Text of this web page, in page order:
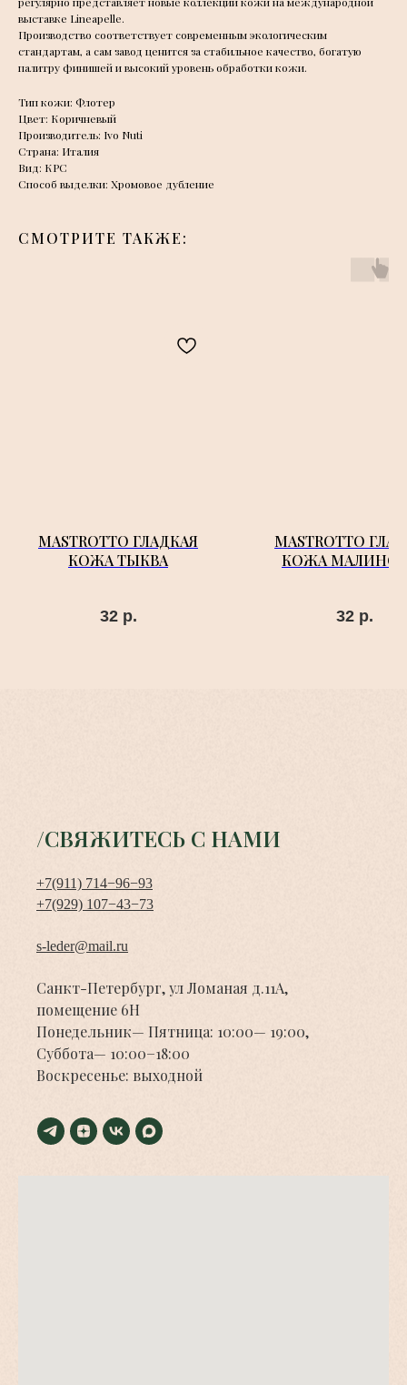
выставке Lineapelle.
Производство соответствует современным экологическим
стандартам, а сам завод ценится за стабильное качество, богатую
палитру финишей и высокий уровень обработки кожи.
Тип кожи: Флотер
Цвет: Коричневый
Производитель: Ivo Nuti
Страна: Италия
Вид: КРС
Способ выделки: Хромовое дубление
СМОТРИТЕ ТАКЖЕ:
MASTROTTO ГЛАДКАЯ
КОЖА ТЫКВА
32 р.
MASTROTTO
КОЖА
32 р.
/СВЯЖИТЕСЬ С НАМИ
+7(911) 714−96−93
+7(929) 107−43−73
s-leder@mail.ru
Санкт-Петербург, ул Ломаная д.11А,
помещение 6Н
Понедельник— Пятница: 10:00— 19:00,
Суббота— 10:00−18:00
Воскресенье: выходной